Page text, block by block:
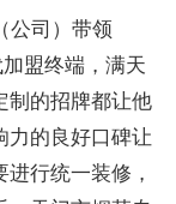
公司）带领
盟终端，满天
制的招牌都让他
力的良好口碑让
行统一装修，